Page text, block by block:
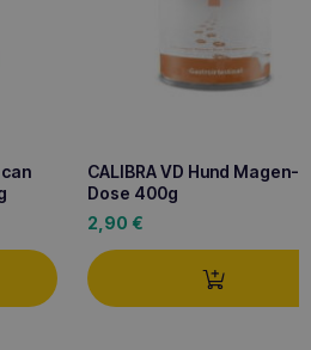
CALIBRA VD Hund Magen-
Dose 400g
2,90 €